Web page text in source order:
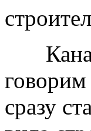
говорим
сразу